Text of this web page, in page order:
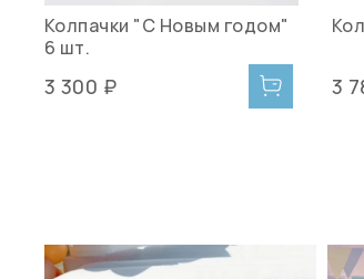
Колпачки "С Новым годом"
6 шт.
3 300 ₽ 3